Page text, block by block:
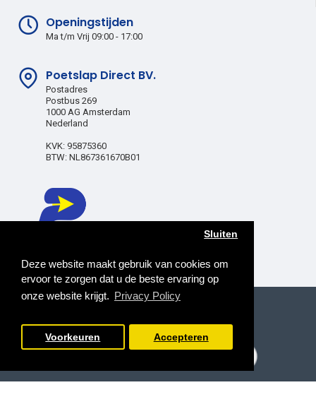
Deze website maakt gebruik van cookies om
ervoor te zorgen dat u de beste ervaring op
onze website krijgt. Privacy Policy
Sluiten
Voorkeuren Accepteren
Openingstijden
Ma t/m Vrij 09:00 - 17:00
Poetslap Direct BV.
Postadres
Postbus 269
1000 AG Amsterdam
Nederland
KVK: 95875360
BTW: NL867361670B01
Reserved